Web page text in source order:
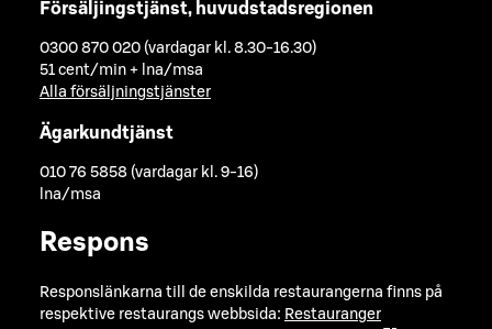
Försäljingstjänst, huvudstadsregionen
0300 870 020 (vardagar kl. 8.30-16.30)
51 cent/min + lna/msa
Alla försäljningstjänster
Ägarkundtjänst
010 76 5858 (vardagar kl. 9-16)
lna/msa
Respons
Responslänkarna till de enskilda restaurangerna finns på
respektive restaurangs webbsida: Restauranger